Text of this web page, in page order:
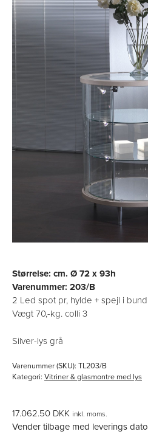
Størrelse: cm. Ø 72 x 93h
Varenummer: 203/B
2 Led spot pr, hylde + spejl i bund
Vægt 70,-kg. colli 3
Silver-lys grå
Varenummer (SKU): TL203/B
Kategori: Vitriner & glasmontre med lys
17.062.50 DKK inkl. moms.
Vender tilbage med leverings dato